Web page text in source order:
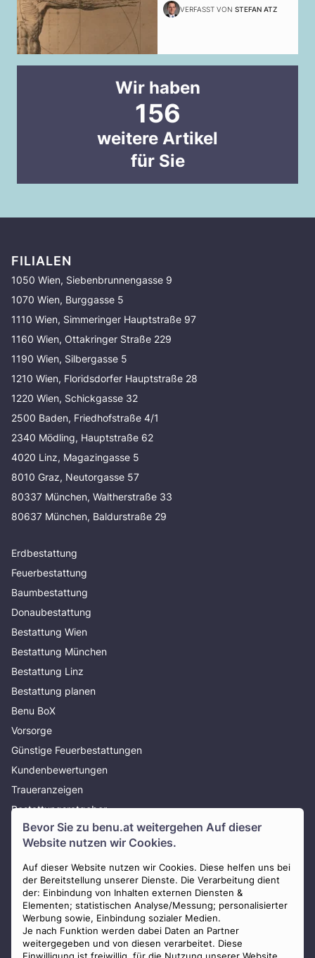
Bevor Sie zu benu.at weitergehen Auf dieser
Website nutzen wir Cookies.
Auf dieser Website nutzen wir Cookies. Diese helfen uns bei
der Bereitstellung unserer Dienste. Die Verarbeitung dient
der: Einbindung von Inhalten externen Diensten &
Elementen; statistischen Analyse/Messung; personalisierter
Werbung sowie, Einbindung sozialer Medien.
Je nach Funktion werden dabei Daten an Partner
weitergegeben und von diesen verarbeitet. Diese
VERFASST VON STEFAN ATZ
Wir haben
156
weitere Artikel
für Sie
FILIALEN
1050 Wien, Siebenbrunnengasse 9
1070 Wien, Burggasse 5
1110 Wien, Simmeringer Hauptstraße 97
1160 Wien, Ottakringer Straße 229
1190 Wien, Silbergasse 5
1210 Wien, Floridsdorfer Hauptstraße 28
1220 Wien, Schickgasse 32
2500 Baden, Friedhofstraße 4/1
2340 Mödling, Hauptstraße 62
4020 Linz, Magazingasse 5
8010 Graz, Neutorgasse 57
80337 München, Waltherstraße 33
80637 München, Baldurstraße 29
Erdbestattung
Feuerbestattung
Baumbestattung
Donaubestattung
Bestattung Wien
Bestattung München
Bestattung Linz
Bestattung planen
Benu BoX
Vorsorge
Günstige Feuerbestattungen
Kundenbewertungen
Traueranzeigen
Bestattungsratgeber
Über uns
Presse
AGB
Impressum
Datenschutz
Widerrufsbelehrung
Zahlungsmöglichkeiten